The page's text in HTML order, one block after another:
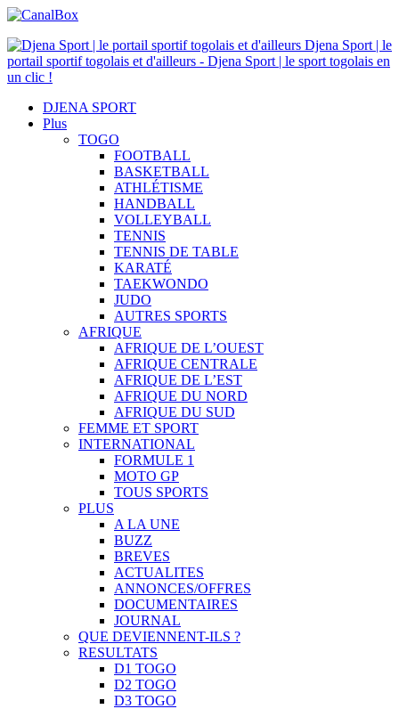
Djena Sport | le
portail sportif togolais et d'ailleurs - Djena Sport | le sport togolais en
un clic !
DJENA SPORT
Plus
TOGO
FOOTBALL
BASKETBALL
ATHLÉTISME
HANDBALL
VOLLEYBALL
TENNIS
TENNIS DE TABLE
KARATÉ
TAEKWONDO
JUDO
AUTRES SPORTS
AFRIQUE
AFRIQUE DE L’OUEST
AFRIQUE CENTRALE
AFRIQUE DE L’EST
AFRIQUE DU NORD
AFRIQUE DU SUD
FEMME ET SPORT
INTERNATIONAL
FORMULE 1
MOTO GP
TOUS SPORTS
PLUS
A LA UNE
BUZZ
BREVES
ACTUALITES
ANNONCES/OFFRES
DOCUMENTAIRES
JOURNAL
QUE DEVIENNENT-ILS ?
RESULTATS
D1 TOGO
D2 TOGO
D3 TOGO